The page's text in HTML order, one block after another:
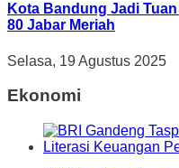
Kota Bandung Jadi
80 Jabar Meriah
Selasa, 19 Agustus 2025
Ekonomi